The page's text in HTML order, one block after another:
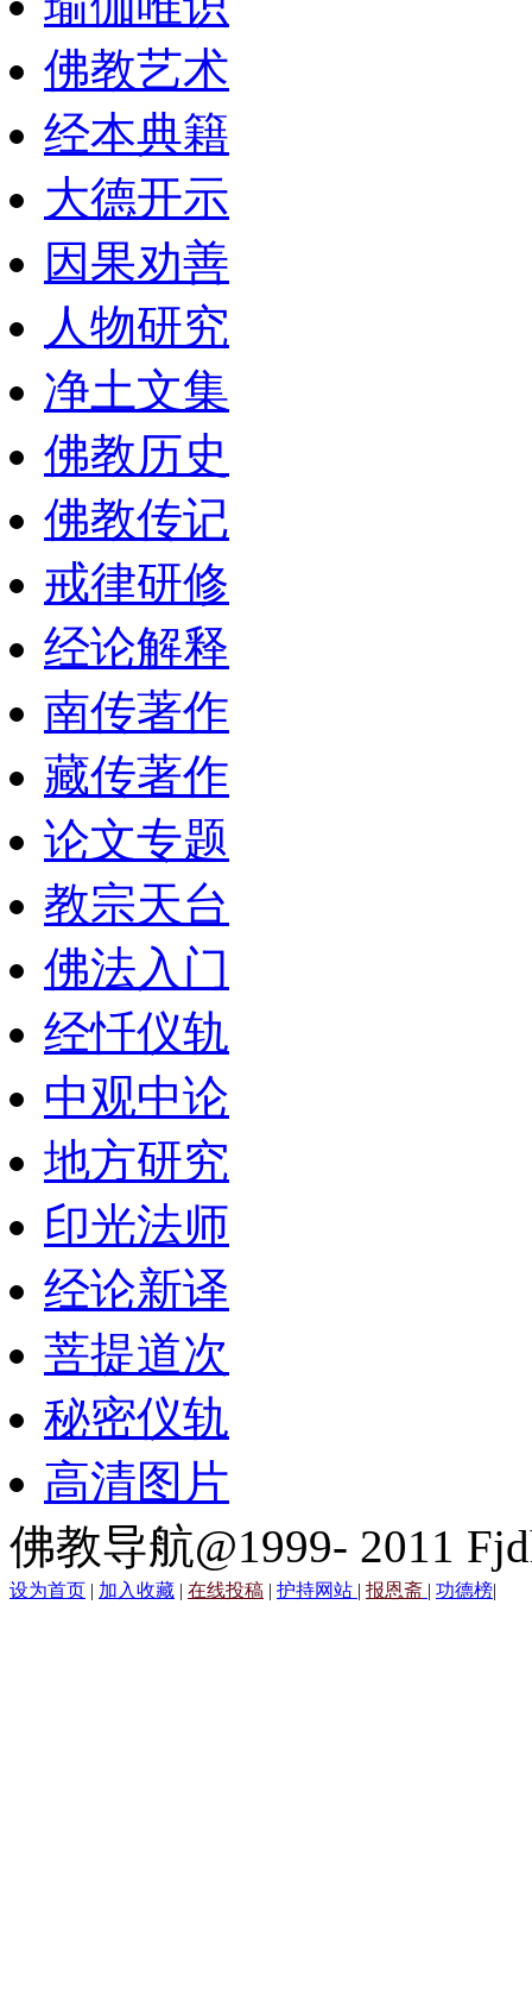
佛教艺术
经本典籍
大德开示
因果劝善
人物研究
净土文集
佛教历史
佛教传记
戒律研修
经论解释
南传著作
藏传著作
论文专题
教宗天台
佛法入门
经忏仪轨
中观中论
地方研究
印光法师
经论新译
菩提道次
秘密仪轨
高清图片
佛教导航@1999- 2011
设为首页 | 加入收藏 | 在线投稿 | 护持网站 | 报恩斋 | 功德榜|